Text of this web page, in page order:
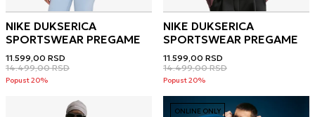
NIKE DUKSERICA
SPORTSWEAR PREGAME
11.599,00 RSD
14.499,00 RSD
Popust 20%
NIKE DUKSERICA
SPORTSWEAR PREGAME
11.599,00 RSD
14.499,00 RSD
Popust 20%
ONLINE ONLY